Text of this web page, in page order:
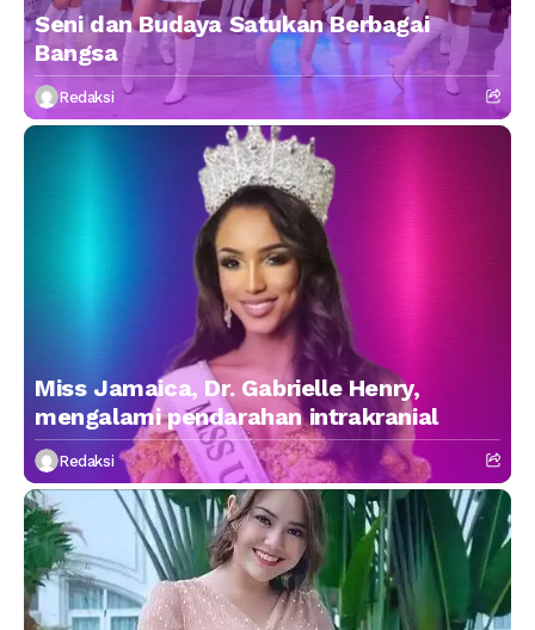
Seni dan Budaya Satukan Berbagai
Bangsa
Redaksi
Miss Jamaica, Dr. Gabrielle Henry,
mengalami pendarahan intrakranial
Redaksi